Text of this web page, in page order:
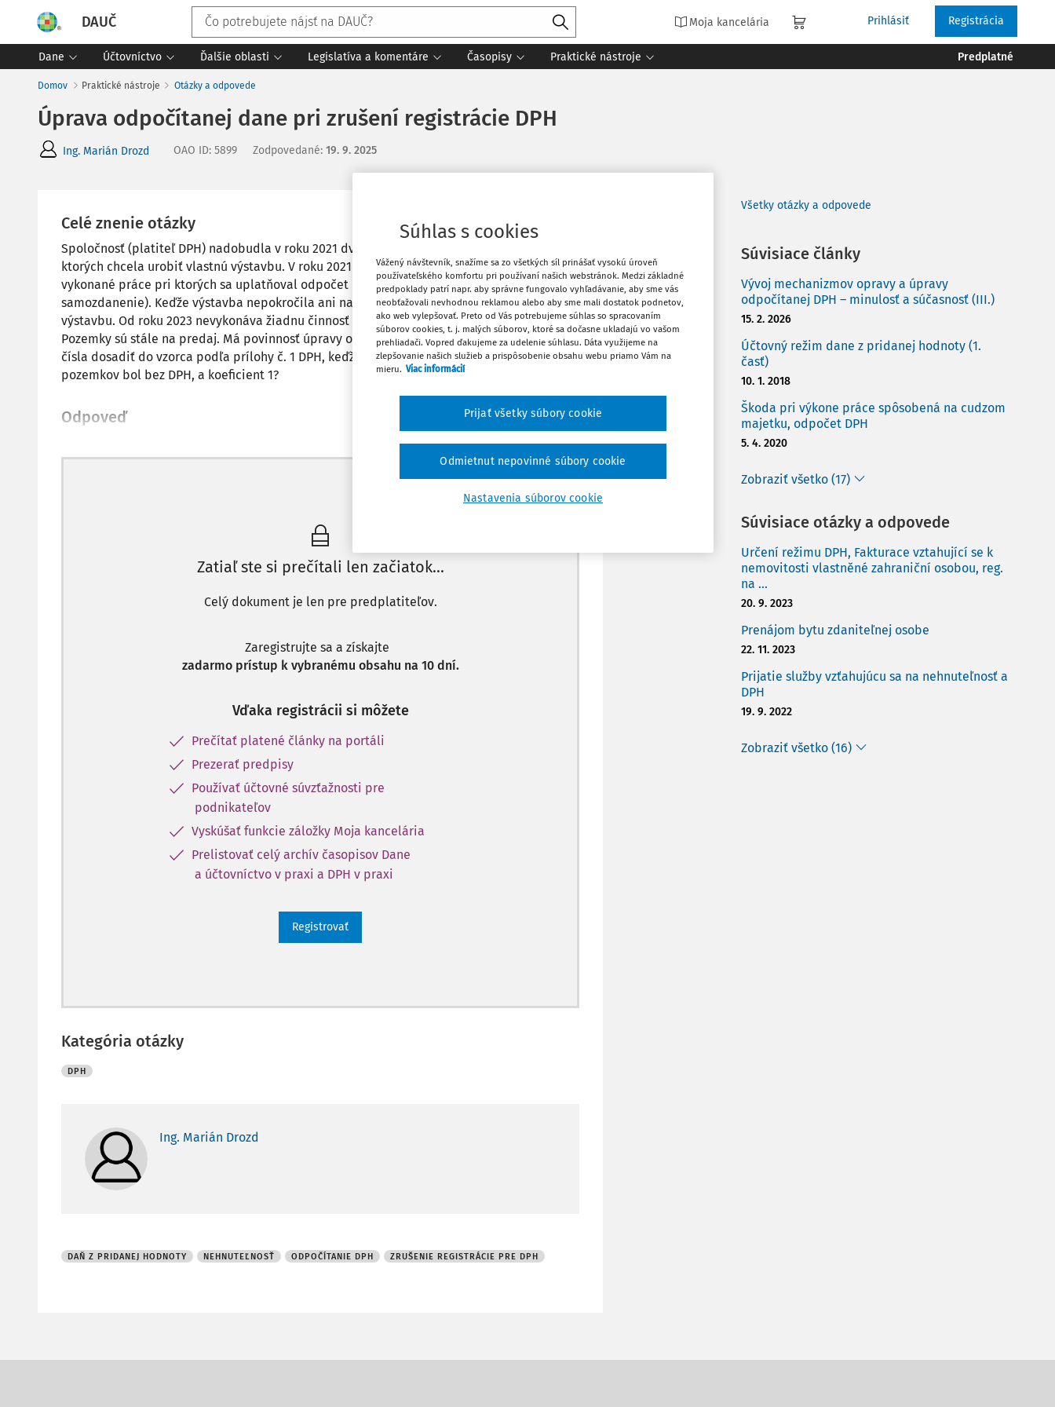
DAUČ Moja kancelária Prihlásiť Registrácia
Dane Účtovníctvo Ďalšie oblasti Legislatíva a komentáre Časopisy Praktické nástroje Predplatné
Domov Praktické nástroje Otázky a odpovede
Úprava odpočítanej dane pri zrušení registrácie DPH
Ing. Marián Drozd OAO ID: 5899 Zodpovedané: 19. 9. 2025
Celé znenie otázky
Spoločnosť (platiteľ DPH) nadobudla v roku 2021 dva pozemky cca v hodnote 370 000 €, na
ktorých chcela urobiť vlastnú výstavbu. V roku 2021 a 2022 sa nakupoval materiál a boli
vykonané práce pri ktorých sa uplatňoval odpočet DPH (ale aj práce bez dph a
samozdanenie). Keďže výstavba nepokročila ani na 20 % plánu spoločnosť stopla
výstavbu. Od roku 2023 nevykonáva žiadnu činnosť a chce zrušiť registráciu pre DPH.
Pozemky sú stále na predaj. Má povinnosť úpravy odpočtu DPH podľa § 54? Ak áno, aké
čísla dosadiť do vzorca podľa prílohy č. 1 DPH, keďže zmena účelu nenastala, nákup
pozemkov bol bez DPH, a koeficient 1?
Odpoveď
Máte predplatné? Prihláste sa
Zatiaľ ste si prečítali len začiatok...
Celý dokument je len pre predplatiteľov.
Zaregistrujte sa a získajte
zadarmo prístup k vybranému obsahu na 10 dní.
Vďaka registrácii si môžete
Prečítať platené články na portáli
Prezerať predpisy
Používať účtovné súvzťažnosti pre
podnikateľov
Vyskúšať funkcie záložky Moja kancelária
Prelistovať celý archív časopisov Dane
a účtovníctvo v praxi a DPH v praxi
Registrovať
Kategória otázky
DPH
Ing. Marián Drozd
DAŇ Z PRIDANEJ HODNOTY NEHNUTEĽNOSŤ ODPOČÍTANIE DPH ZRUŠENIE REGISTRÁCIE PRE DPH
Stiahnuť
Vytlačiť
Zdieľať
Všetky otázky a odpovede
Súvisiace články
Vývoj mechanizmov opravy a úpravy
odpočítanej DPH – minulosť a súčasnosť (III.)
15. 2. 2026
Účtovný režim dane z pridanej hodnoty (1.
časť)
10. 1. 2018
Škoda pri výkone práce spôsobená na cudzom
majetku, odpočet DPH
5. 4. 2020
Zobraziť všetko (17)
Súvisiace otázky a odpovede
Určení režimu DPH, Fakturace vztahující se k
nemovitosti vlastněné zahraniční osobou, reg.
na ...
20. 9. 2023
Prenájom bytu zdaniteľnej osobe
22. 11. 2023
Prijatie služby vzťahujúcu sa na nehnuteľnosť a
DPH
19. 9. 2022
Zobraziť všetko (16)
Súhlas s cookies
Vážený návštevník, snažíme sa zo všetkých síl prinášať vysokú úroveň
používateľského komfortu pri používaní našich webstránok. Medzi základné
predpoklady patrí napr. aby správne fungovalo vyhľadávanie, aby sme vás
neobťažovali nevhodnou reklamou alebo aby sme mali dostatok podnetov,
ako web vylepšovať. Preto od Vás potrebujeme súhlas so spracovaním
súborov cookies, t. j. malých súborov, ktoré sa dočasne ukladajú vo vašom
prehliadači. Vopred ďakujeme za udelenie súhlasu. Dáta využijeme na
zlepšovanie našich služieb a prispôsobenie obsahu webu priamo Vám na
mieru. Viac informácií
Nastavenia súborov cookie
Odmietnut nepovinné súbory cookie
Prijať všetky súbory cookie